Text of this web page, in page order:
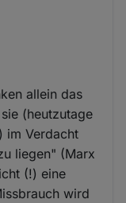
allein das
(heutzutage
im Verdacht
liegen" (Marx
(!) eine
wird